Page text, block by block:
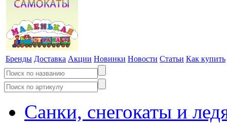
Бренды Доставка Акции Новинки Новости Статьи Как купить
Санки, снегокаты и